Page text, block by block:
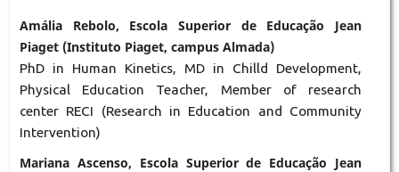
Amália Rebolo, Escola Superior de Educação Jean
Piaget (Instituto Piaget, campus Almada)
PhD in Human Kinetics, MD in Chilld Development,
Physical Education Teacher, Member of research
center RECI (Research in Education and Community
Intervention)
Mariana Ascenso, Escola Superior de Educação Jean